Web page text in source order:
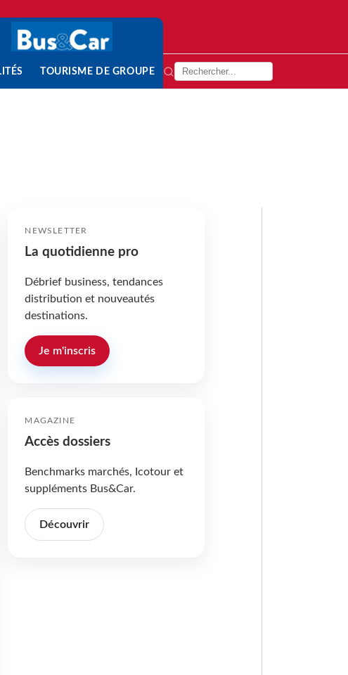
TOURISME DE GROUPE
NEWSLETTER
La quotidienne pro
Débrief business, tendances
distribution et nouveautés
destinations.
Je m'inscris
MAGAZINE
Accès dossiers
Benchmarks marchés, Icotour et
suppléments Bus&Car.
Découvrir